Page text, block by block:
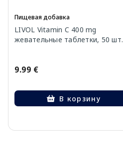
Пищевая добавка
LIVOL Vitamin C 400 mg
жевательные таблетки, 50 шт.
9.99 €
В корзину